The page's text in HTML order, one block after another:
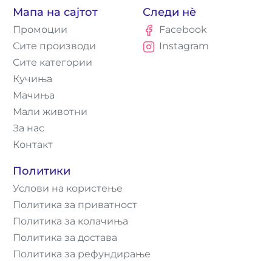
Мапа на сајтот
Промоции
Сите производи
Сите категории
Кучиња
Мачиња
Мали животни
За нас
Контакт
Политики
Услови на користење
Политика за приватност
Политика за колачиња
Политика за достава
Политика за рефундирање
Следи нè
Facebook
Instagram